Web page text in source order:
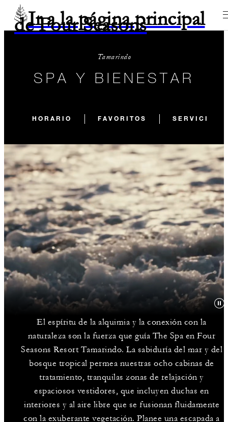
Ir a la página principal
de Four Seasons
Tamarindo
SPA Y BIENESTAR
HORARIO FAVORITOS SERVICIOS
El espíritu de la alquimia y la conexión con la
naturaleza son la fuerza que guía The Spa en Four
Seasons Resort Tamarindo. La sabiduría del mar y del
bosque tropical permea nuestras ocho cabinas de
tratamiento, tranquilas zonas de relajación y
espaciosos vestidores, que incluyen duchas en
interiores y al aire libre que se fusionan fluidamente
con la exuberante vegetación. Planee una escapada a